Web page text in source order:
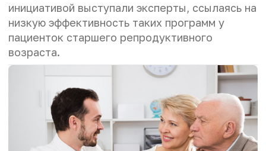
инициативой выступали эксперты, ссылаясь на
низкую эффективность таких программ у
пациенток старшего репродуктивного
возраста.